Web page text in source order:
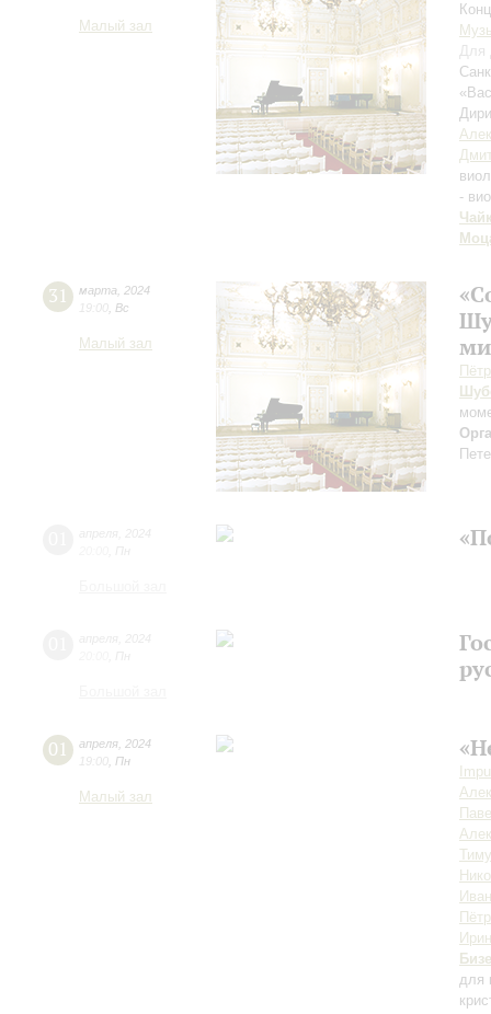
Малый зал
Для
-
31 марта
2024
19:00 Вс
Малый зал
01 апреля 2024
19:00 Пн
Малый зал
Бизе
для